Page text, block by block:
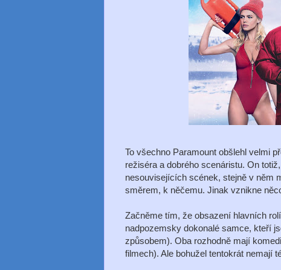
To všechno Paramount obšlehl velmi
režiséra a dobrého scenáristu. On
nesouvisejících scének, stejně v něm
směrem, k něčemu. Jinak vznikne
Začněme tím, že obsazení hlavních
nadpozemsky dokonalé samce, kteří
způsobem). Oba rozhodně mají
filmech). Ale bohužel tentokrát nemají